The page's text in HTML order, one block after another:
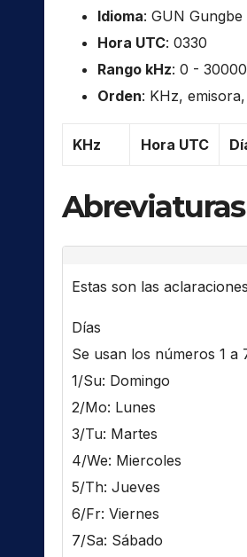
Idioma: GUN
Hora UTC: 0330
Rango kHz: 0 - 30000
Orden: KHz,
KHz Hora UTC
Abreviaturas
Estas son las
Días
Se usan los números 1 a
1/Su: Domingo
2/Mo: Lunes
3/Tu: Martes
4/We: Miercoles
5/Th: Jueves
6/Fr: Viernes
7/Sa: Sábado